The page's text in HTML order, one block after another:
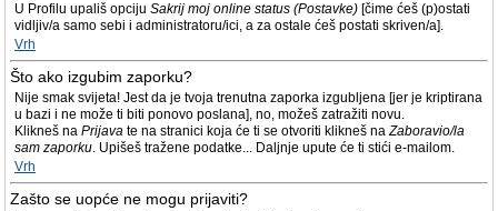
U Profilu upališ opciju Sakrij moj online status (Postavke) [čime ćeš (p)ostati
vidljiv/a samo sebi i administratoru/ici, a za ostale ćeš postati skriven/a].
Vrh
Što ako izgubim zaporku?
Nije smak svijeta! Jest da je tvoja trenutna zaporka izgubljena [jer je kriptirana
u bazi i ne može ti biti ponovo poslana], no, možeš zatražiti novu.
Klikneš na Prijava te na stranici koja će ti se otvoriti klikneš naZaboravio/la
sam zaporku. Upišeš tražene podatke... Daljnje upute će ti stići e-mailom.
Vrh
Zašto se uopće ne mogu prijaviti?